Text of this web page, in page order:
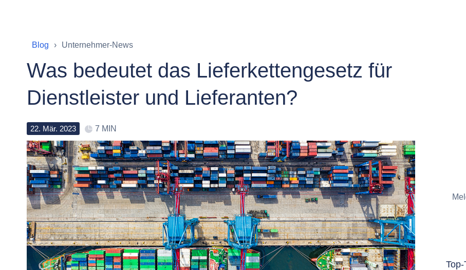
Blog Unternehmer-News
Was bedeutet das Lieferkettengesetz für
Dienstleister und Lieferanten?
22. Mär. 2023 7 MIN